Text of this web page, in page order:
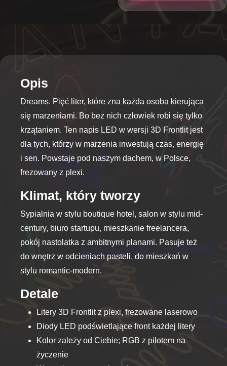
Opis
Dreams. Pięć liter, które zna każda osoba kierująca
się marzeniami. Bo bez nich człowiek robi się tylko
krzątaniem. Ten napis LED w wersji 3D Frontlit jest
dla tych, którzy w marzenia inwestują czas, energię
i sen. Powstaje pod naszym dachem, w Polsce,
frezowany z plexi.
Klimat, który tworzy
Sypialnia w stylu boutique hotel, salon w stylu mid-
century, biuro startupu, mieszkanie freelancera,
pokój nastolatka z ambitnymi planami. Pasuje też
do wnętrz w odcieniach pasteli, do mieszkań w
stylu romantic-modern.
Detale
Litery 3D Frontlit z plexi, frezowane laserowo
Diody LED podświetlające front każdej litery
Kolor zależy od Ciebie; RGB z pilotem na
życzenie